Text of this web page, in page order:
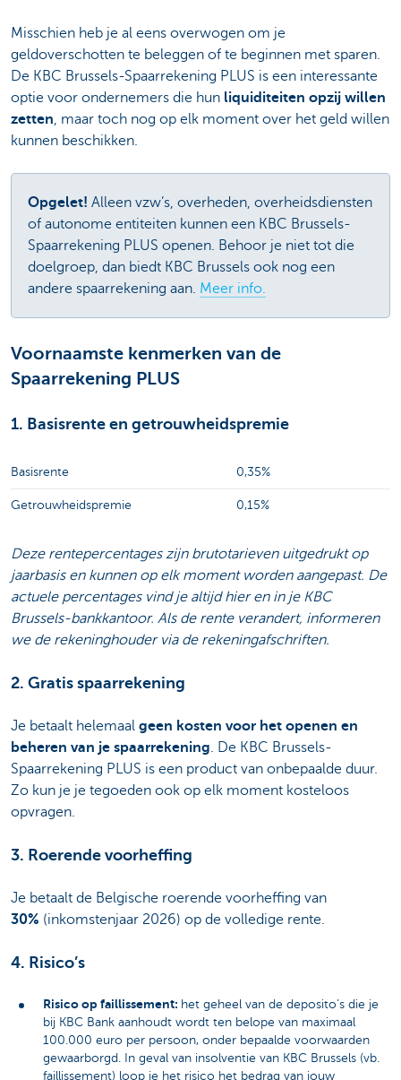
Misschien heb je al eens overwogen om je
geldoverschotten te beleggen of te beginnen met sparen.
De KBC Brussels-Spaarrekening PLUS is een interessante
optie voor ondernemers die hun liquiditeiten opzij willen
zetten, maar toch nog op elk moment over het geld willen
kunnen beschikken.
Opgelet! Alleen vzw’s, overheden, overheidsdiensten
of autonome entiteiten kunnen een KBC Brussels-
Spaarrekening PLUS openen. Behoor je niet tot die
doelgroep, dan biedt KBC Brussels ook nog een
andere spaarrekening aan. Meer info.
Voornaamste kenmerken van de
Spaarrekening PLUS
1. Basisrente en getrouwheidspremie
Basisrente 0,35%
Getrouwheidspremie 0,15%
Deze rentepercentages zijn brutotarieven uitgedrukt op
jaarbasis en kunnen op elk moment worden aangepast. De
actuele percentages vind je altijd hier en in je KBC
Brussels-bankkantoor. Als de rente verandert, informeren
we de rekeninghouder via de rekeningafschriften.
2. Gratis spaarrekening
Je betaalt helemaal geen kosten voor het openen en
beheren van je spaarrekening. De KBC Brussels-
Spaarrekening PLUS is een product van onbepaalde duur.
Zo kun je je tegoeden ook op elk moment kosteloos
opvragen.
3. Roerende voorheffing
Je betaalt de Belgische roerende voorheffing van
30% (inkomstenjaar 2026) op de volledige rente.
4. Risico’s
Risico op faillissement: het geheel van de deposito’s die je
bij KBC Bank aanhoudt wordt ten belope van maximaal
100.000 euro per persoon, onder bepaalde voorwaarden
gewaarborgd. In geval van insolventie van KBC Brussels (vb.
faillissement) loop je het risico het bedrag van jouw